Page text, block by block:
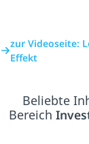
zur Videoseite:
Effekt
Beliebte
Bereich